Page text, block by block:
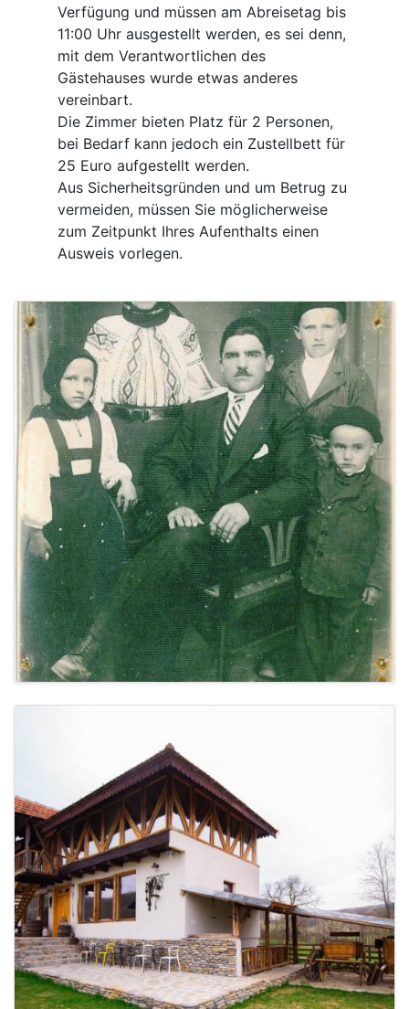
Verfügung und müssen am Abreisetag bis
11:00 Uhr ausgestellt werden, es sei denn,
mit dem Verantwortlichen des
Gästehauses wurde etwas anderes
vereinbart.
Die Zimmer bieten Platz für 2 Personen,
bei Bedarf kann jedoch ein Zustellbett für
25 Euro aufgestellt werden.
Aus Sicherheitsgründen und um Betrug zu
vermeiden, müssen Sie möglicherweise
zum Zeitpunkt Ihres Aufenthalts einen
Ausweis vorlegen.